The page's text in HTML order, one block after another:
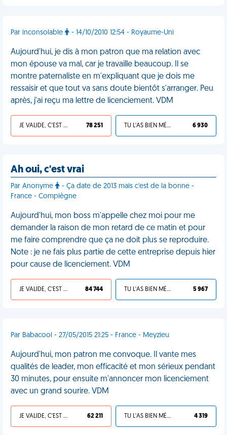
Par inconsolable - 14/10/2010 12:54 - Royaume-Uni
Aujourd'hui, je dis à mon patron que ma relation avec
mon épouse va mal, car je travaille beaucoup. Il se
montre paternaliste en m'expliquant que je dois me
ressaisir et que tout va sans doute bientôt s'arranger. Peu
après, j'ai reçu ma lettre de licenciement. VDM
JE VALIDE, C'EST UNE VDM 78 251 TU L'AS BIEN MÉRITÉ 6 930
Ah oui, c'est vrai
Par Anonyme
- Ça date de 2013 mais c'est de la bonne -
France - Compiègne
Aujourd'hui, mon boss m'appelle chez moi pour me
demander la raison de mon retard de ce matin et pour
me faire comprendre que ça ne doit plus se reproduire.
Note : je ne fais plus partie de cette entreprise depuis hier
pour cause de licenciement. VDM
JE VALIDE, C'EST UNE VDM 84 744 TU L'AS BIEN MÉRITÉ 5 967
Par Babacool - 27/05/2015 21:25 - France - Meyzieu
Aujourd'hui, mon patron me convoque. Il vante mes
qualités de leader, mon efficacité et mon sérieux pendant
30 minutes, pour ensuite m'annoncer mon licenciement
avec un grand sourire. VDM
JE VALIDE, C'EST UNE VDM 62 211 TU L'AS BIEN MÉRITÉ 4 319